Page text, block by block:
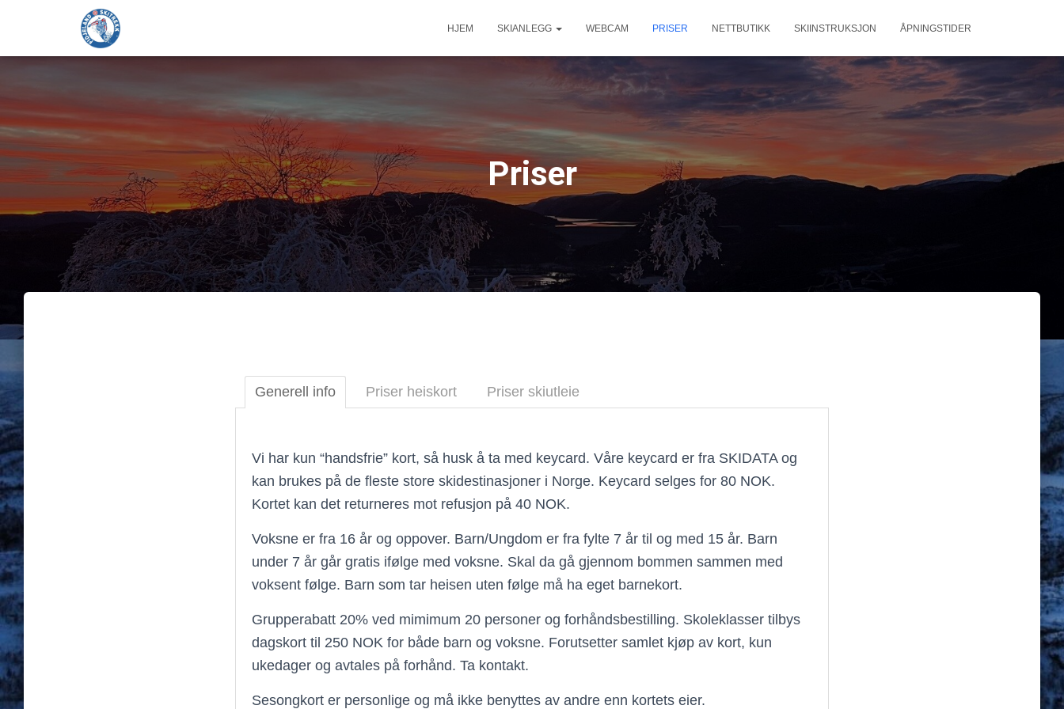
HJEM SKIANLEGG WEBCAM PRISER NETTBUTIKK SKIINSTRUKSJON ÅPNINGSTIDER
Priser
Generell info Priser heiskort Priser skiutleie
Vi har kun “handsfrie” kort, så husk å ta med keycard. Våre keycard er fra SKIDATA og
kan brukes på de fleste store skidestinasjoner i Norge. Keycard selges for 80 NOK.
Kortet kan det returneres mot refusjon på 40 NOK.
Voksne er fra 16 år og oppover. Barn/Ungdom er fra fylte 7 år til og med 15 år. Barn
under 7 år går gratis ifølge med voksne. Skal da gå gjennom bommen sammen med
voksent følge. Barn som tar heisen uten følge må ha eget barnekort.
Grupperabatt 20% ved mimimum 20 personer og forhåndsbestilling. Skoleklasser tilbys
dagskort til 250 NOK for både barn og voksne. Forutsetter samlet kjøp av kort, kun
ukedager og avtales på forhånd. Ta kontakt.
Sesongkort er personlige og må ikke benyttes av andre enn kortets eier.